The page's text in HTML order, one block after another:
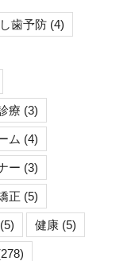
歯予防 (4)
療 (3)
ム (4)
ー (3)
正 (5)
(5) 健康 (5)